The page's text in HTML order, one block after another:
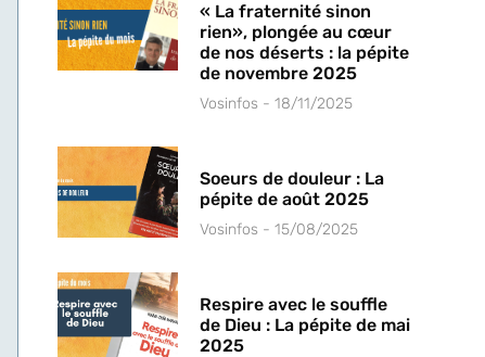
« La fraternité sinon
rien», plongée au cœur
de nos déserts : la pépite
de novembre 2025
Vosinfos 18/11/2025
Soeurs de douleur : La
pépite de août 2025
Vosinfos 15/08/2025
Respire avec le souffle
de Dieu : La pépite de mai
2025